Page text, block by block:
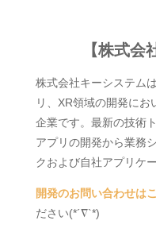
【株式会
株式会社キーシステム
リ、XR領域の開発に
企業です。最新の技術
アプリの開発から業務
クおよび自社アプリケ
開発のお問い合わせは
ださい(*´∇`*)